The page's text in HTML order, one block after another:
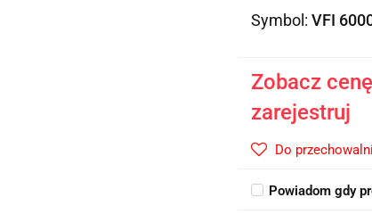
Symbol:VFI
Zobacz
zarejestruj
Do przechowalni
Powiadom gdy